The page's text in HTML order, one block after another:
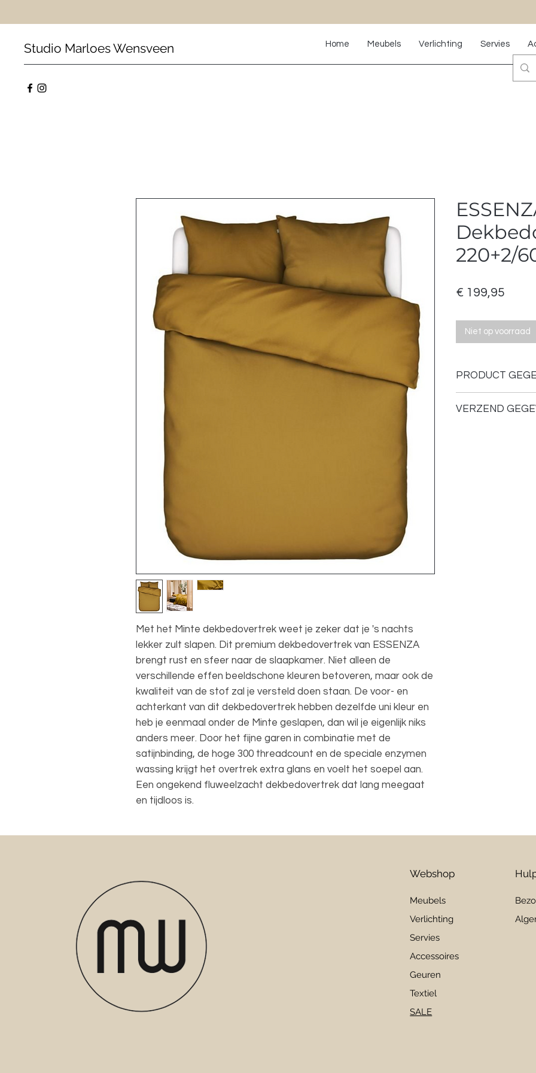
Studio Marloes Wensveen Home Meubels Verlichting Servies
Met het Minte dekbedovertrek weet je zeker dat je 's nachts
lekker zult slapen. Dit premium dekbedovertrek van ESSENZA
brengt rust en sfeer naar de slaapkamer. Niet alleen de
verschillende effen beeldschone kleuren betoveren, maar ook de
kwaliteit van de stof zal je versteld doen staan. De voor- en
achterkant van dit dekbedovertrek hebben dezelfde uni kleur en
heb je eenmaal onder de Minte geslapen, dan wil je eigenlijk niks
anders meer. Door het fijne garen in combinatie met de
satijnbinding, de hoge 300 threadcount en de speciale enzymen
wassing krijgt het overtrek extra glans en voelt het soepel aan.
Een ongekend fluweelzacht dekbedovertrek dat lang meegaat
en tijdloos is.
220+2/
€ 199,95
Niet op voorraad
PRODUCT
Afmetingen:
VERZEND
Webshop
Meubels
Verlichting
Servies
Accessoires
Geuren
Textiel
SALE